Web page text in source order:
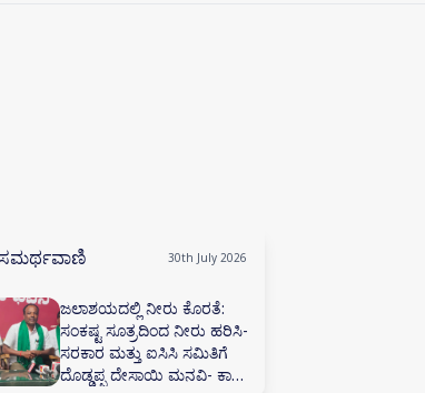
30th July 2026
ಜಲಾಶಯದಲ್ಲಿ ನೀರು ಕೊರತೆ:
ಸಂಕಷ್ಟ ಸೂತ್ರದಿಂದ ನೀರು ಹರಿಸಿ-
ಸರಕಾರ ಮತ್ತು ಐಸಿಸಿ ಸಮಿತಿಗೆ
ದೊಡ್ಡಪ್ಪ ದೇಸಾಯಿ ಮನವಿ- ಕಾಡಾ